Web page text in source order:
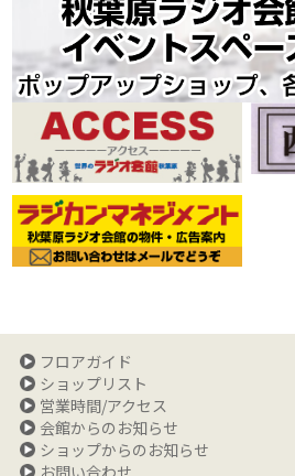
フロアガイド
ショップリスト
営業時間/アクセス
会館からのお知らせ
ショップからのお知らせ
お問い合わせ